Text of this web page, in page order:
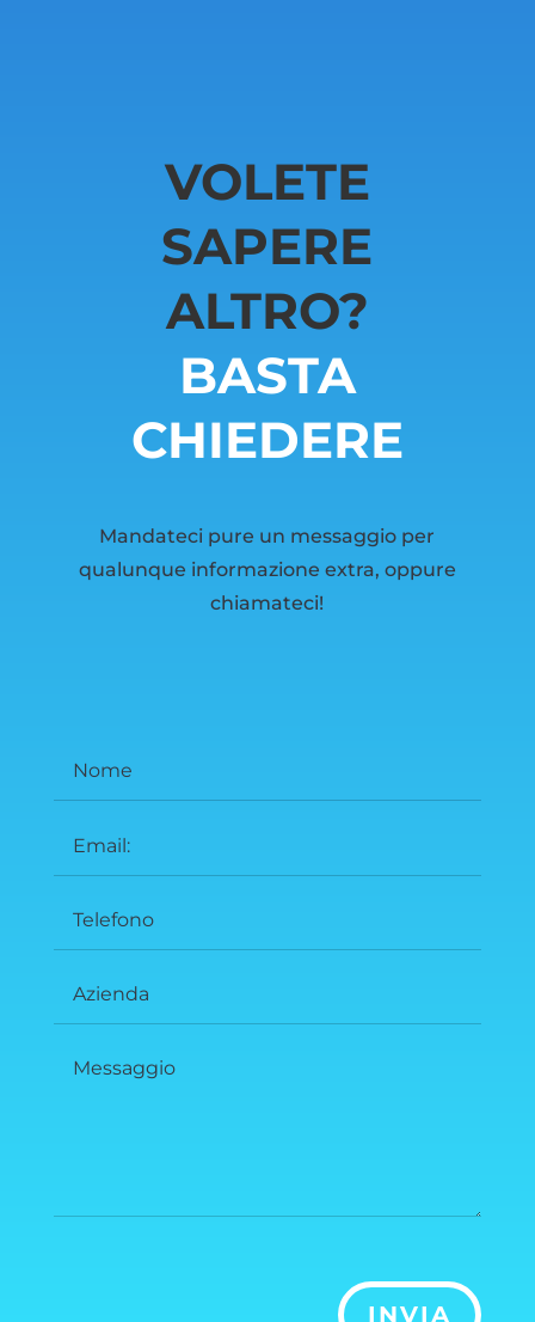
VOLETE
SAPERE
ALTRO?
BASTA
CHIEDERE
Mandateci pure un messaggio per
qualunque informazione extra, oppure
chiamateci!
INVIA